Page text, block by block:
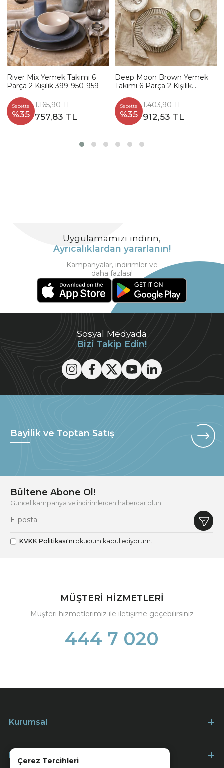
Çerez Tercihleri
River Mix Yemek Takımı 6
Parça 2 Kişilik 399-950-959
Sepette
%35
1.165,90 TL
757,83 TL
Deep Moon Brown Yemek
Takımı 6 Parça 2 Kişilik
Sepette
%35
1.403,90 TL
912,53 TL
Sosyal Medyada
Bizi Takip Edin!
Uygulamamızı indirin,
Ayrıcalıklardan yararlanın!
Kampanyalar, indirimler ve
daha fazlası!
Bayilik ve Toptan Satış
Bültene Abone Ol!
Güncel kampanya ve indirimlerden haberdar olun.
KVKK Politikası'nı okudum kabul ediyorum.
MÜŞTERİ HİZMETLERİ
Müşteri hizmetlerimiz ile iletişime geçebilirsiniz
444 7 020
Kurumsal
Müşteri Hizmetleri